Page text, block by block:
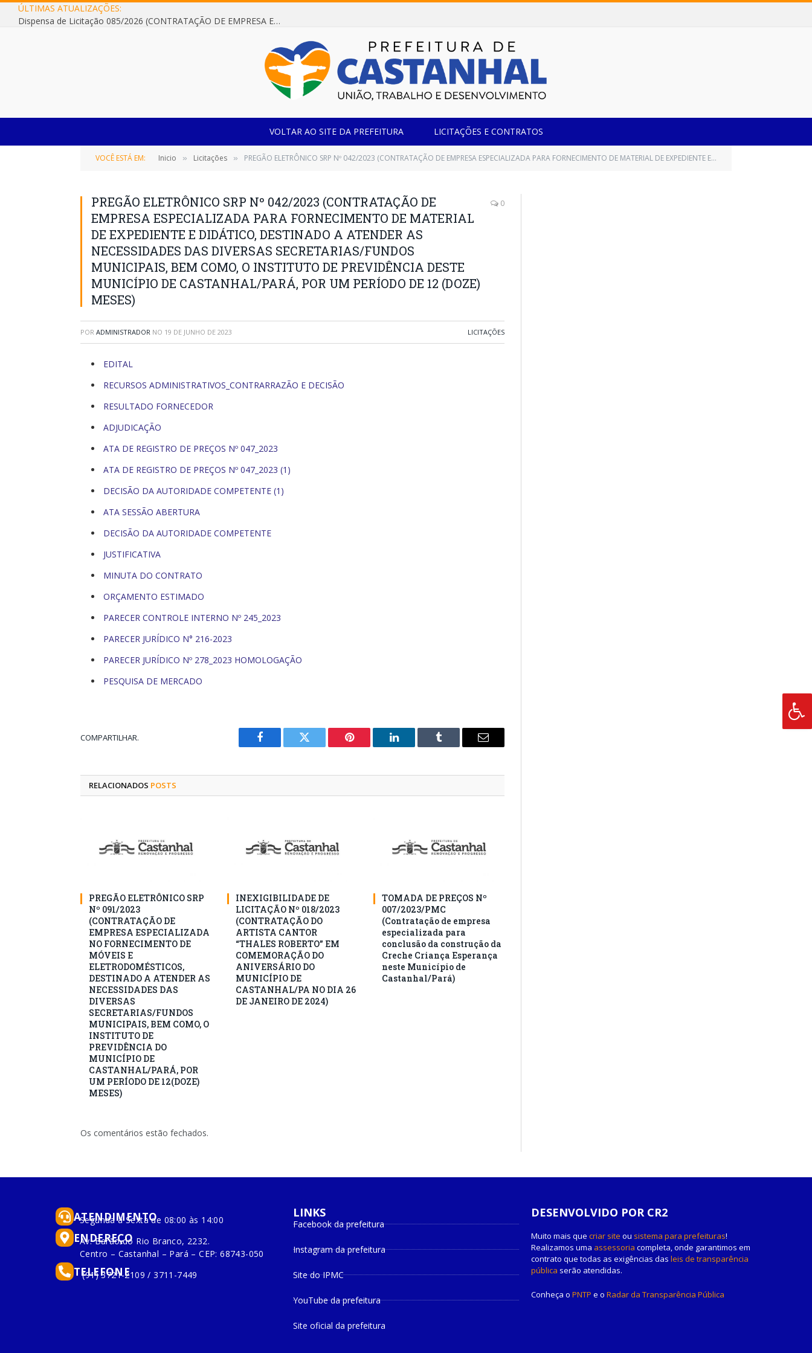
ÚLTIMAS ATUALIZAÇÕES:
Dispensa de Licitação 085/2026 (CONTRATAÇÃO DE EMPRESA ESPECIALIZADA NA FABRICAÇÃO DE MÓVEIS SOB MEDIDA COM ESTRUTURA METÁLICA EM METALON PARA ATENDIMENTO DAS NECESSIDADES DA SALA SIMOV DA EMEF MADRE MARIA VIGANÓ)
VOLTAR AO SITE DA PREFEITURA LICITAÇÕES E CONTRATOS
VOCÊ ESTÁ EM: Inicio » Licitações » PREGÃO ELETRÔNICO SRP Nº 042/2023 (CONTRATAÇÃO DE EMPRESA ESPECIALIZADA PARA FORNECIMENTO DE MATERIAL DE EXPEDIENTE E DIDÁTICO, DESTINADO A ATENDER AS NECESSIDADES DAS DIVERSAS SECRETARIAS/FUNDOS MUNICIPAIS, BEM COMO, O INSTITUTO DE PREVIDÊNCIA DESTE MUNICÍPIO DE CASTANHAL/PARÁ, POR UM PERÍODO DE 12 (DOZE) MESES)
PREGÃO ELETRÔNICO SRP Nº 042/2023 (CONTRATAÇÃO DE
EMPRESA ESPECIALIZADA PARA FORNECIMENTO DE MATERIAL
DE EXPEDIENTE E DIDÁTICO, DESTINADO A ATENDER AS
NECESSIDADES DAS DIVERSAS SECRETARIAS/FUNDOS
MUNICIPAIS, BEM COMO, O INSTITUTO DE PREVIDÊNCIA DESTE
MUNICÍPIO DE CASTANHAL/PARÁ, POR UM PERÍODO DE 12 (DOZE)
MESES)
0
POR ADMINISTRADOR NO 19 DE JUNHO DE 2023 LICITAÇÕES
EDITAL
RECURSOS ADMINISTRATIVOS_CONTRARRAZÃO E DECISÃO
RESULTADO FORNECEDOR
ADJUDICAÇÃO
ATA DE REGISTRO DE PREÇOS Nº 047_2023
ATA DE REGISTRO DE PREÇOS Nº 047_2023 (1)
DECISÃO DA AUTORIDADE COMPETENTE (1)
ATA SESSÃO ABERTURA
DECISÃO DA AUTORIDADE COMPETENTE
JUSTIFICATIVA
MINUTA DO CONTRATO
ORÇAMENTO ESTIMADO
PARECER CONTROLE INTERNO Nº 245_2023
PARECER JURÍDICO N° 216-2023
PARECER JURÍDICO Nº 278_2023 HOMOLOGAÇÃO
PESQUISA DE MERCADO
COMPARTILHAR.
Facebook Twitter Pinterest
O
Tumblr
E-
RELACIONADOS POSTS
PREGÃO ELETRÔNICO SRP
Nº 091/2023
(CONTRATAÇÃO DE
EMPRESA ESPECIALIZADA
NO FORNECIMENTO DE
MÓVEIS E
ELETRODOMÉSTICOS,
DESTINADO A ATENDER AS
NECESSIDADES DAS
DIVERSAS
SECRETARIAS/FUNDOS
MUNICIPAIS, BEM COMO, O
INSTITUTO DE
PREVIDÊNCIA DO
MUNICÍPIO DE
CASTANHAL/PARÁ, POR
UM PERÍODO DE 12(DOZE)
MESES)
INEXIGIBILIDADE DE
LICITAÇÃO Nº 018/2023
(CONTRATAÇÃO DO
ARTISTA CANTOR
“THALES ROBERTO” EM
COMEMORAÇÃO DO
ANIVERSÁRIO DO
MUNICÍPIO DE
CASTANHAL/PA NO DIA 26
DE JANEIRO DE 2024)
TOMADA DE PREÇOS Nº
007/2023/PMC
(Contratação de empresa
especializada para
conclusão da construção da
Creche Criança Esperança
neste Município de
Castanhal/Pará)
Os comentários estão fechados.
ATENDIMENTO
Segunda à Sexta de 08:00 às 14:00
ENDEREÇO
Av. Barão do Rio Branco, 2232.
Centro – Castanhal – Pará – CEP: 68743-050
TELEFONE
(91) 3721-2109 / 3711-7449
LINKS
Facebook da prefeitura
Instagram da prefeitura
Site do IPMC
YouTube da prefeitura
Site oficial da prefeitura
DESENVOLVIDO POR CR2
Muito mais quecriar siteousistema para prefeituras!
Realizamos umaassessoria
públicaserão atendidas.